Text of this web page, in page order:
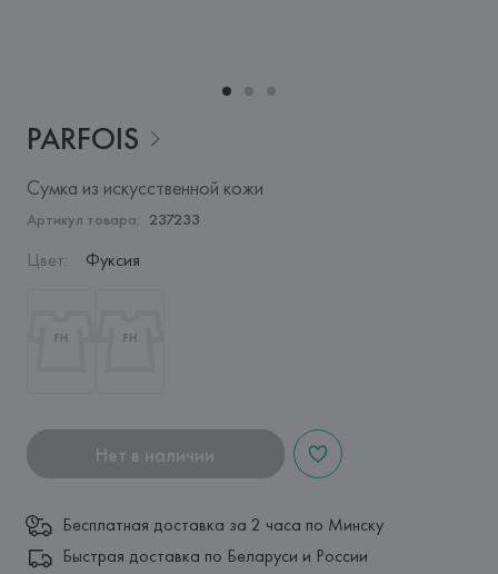
PARFOIS
Сумка из искусственной кожи
Артикул товара: 237233
Цвет: Фуксия
Нет в наличии
Бесплатная доставка за 2 часа по Минску
Быстрая доставка по Беларуси и России